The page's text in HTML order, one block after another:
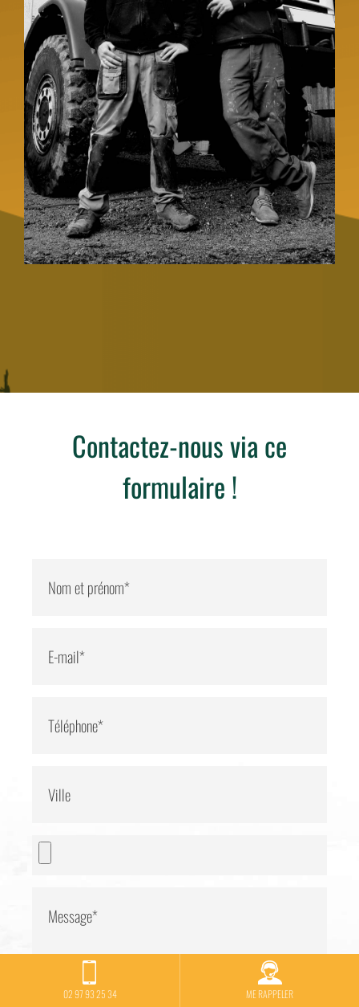
Contactez-nous via ce
formulaire !
Nom et prénom*
E-mail*
Téléphone*
Ville
Message*
02 97 93 25 34 ME RAPPELER